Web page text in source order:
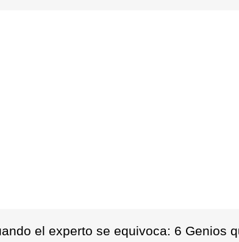
el experto se equivoca: 6 Genios